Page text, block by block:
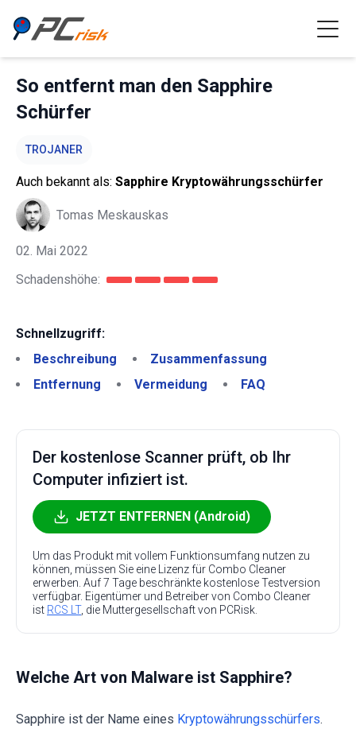
So entfernt man den Sapphire
Schürfer
TROJANER
Auch bekannt als: Sapphire Kryptowährungsschürfer
Tomas Meskauskas
02. Mai 2022
Schadenshöhe:
Schnellzugriff:
Beschreibung
Zusammenfassung
Entfernung
Vermeidung FAQ
Der kostenlose Scanner prüft, ob Ihr
Computer infiziert ist.
JETZT ENTFERNEN (Android)
Um das Produkt mit vollem Funktionsumfang nutzen zu
können, müssen Sie eine Lizenz für Combo Cleaner
erwerben. Auf 7 Tage beschränkte kostenlose Testversion
verfügbar. Eigentümer und Betreiber von Combo Cleaner
ist RCS LT, die Muttergesellschaft von PCRisk.
Welche Art von Malware ist Sapphire?
Sapphire ist der Name eines Kryptowährungsschürfers.